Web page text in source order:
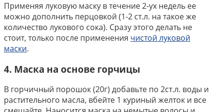
Применяя луковую маску в течение 2-ух недель ее
можно дополнить перцовкой (1-2 ст.л. на такое же
количество лукового сока). Сразу этого делать не
стоит, только после применения чистой луковой
маски.
4. Маска на основе горчицы
В горчичный порошок (20г) добавьте по 2ст.л. воды и
растительного масла, вбейте 1 куриный желток и все